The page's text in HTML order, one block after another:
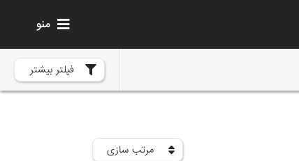
منو
فیلتر بیشتر
مرتب سازی